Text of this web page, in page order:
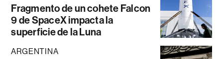
Fragmento de un cohete Falcon
9 de SpaceX impacta la
superficie de la Luna
ARGENTINA